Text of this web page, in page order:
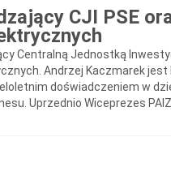
CJI PSE
Centralną Jednostką
Andrzej Kaczmarek
doświadczeniem w
Uprzednio Wiceprezes PAIZ,